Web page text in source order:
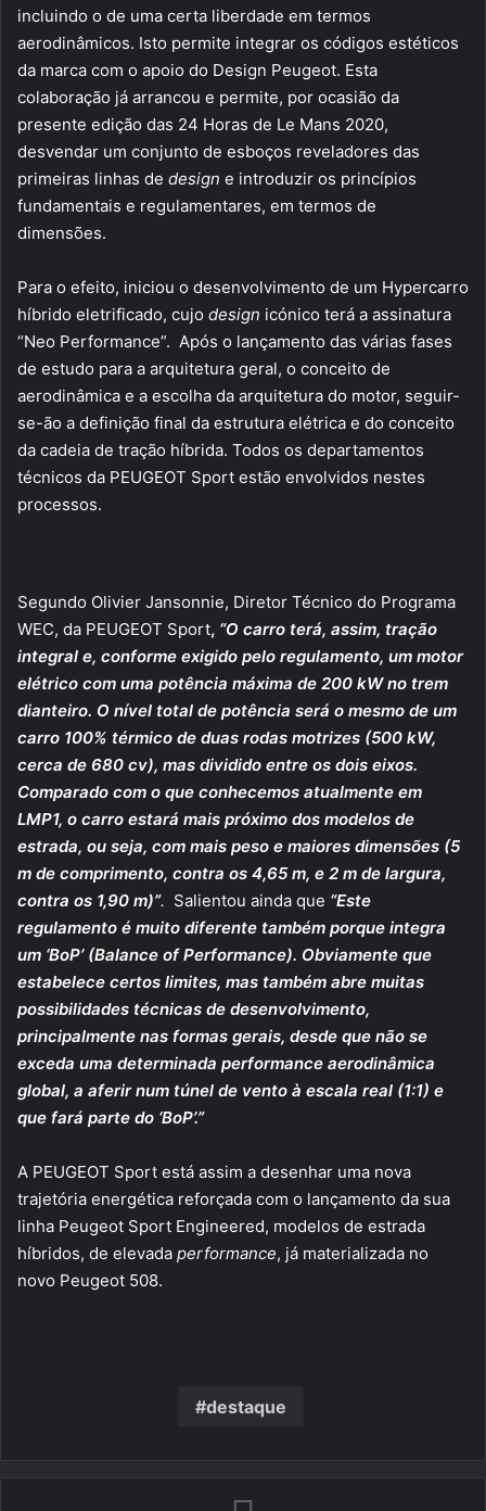
incluindo o de uma certa liberdade em termos
aerodinâmicos. Isto permite integrar os códigos estéticos
da marca com o apoio do Design Peugeot. Esta
colaboração já arrancou e permite, por ocasião da
presente edição das 24 Horas de Le Mans 2020,
desvendar um conjunto de esboços reveladores das
primeiras linhas de design e introduzir os princípios
fundamentais e regulamentares, em termos de
dimensões.
Para o efeito, iniciou o desenvolvimento de um Hypercarro
híbrido eletrificado, cujo design icónico terá a assinatura
“Neo Performance”. Após o lançamento das várias fases
de estudo para a arquitetura geral, o conceito de
aerodinâmica e a escolha da arquitetura do motor, seguir-
se-ão a definição final da estrutura elétrica e do conceito
da cadeia de tração híbrida. Todos os departamentos
técnicos da PEUGEOT Sport estão envolvidos nestes
processos.
Segundo Olivier Jansonnie, Diretor Técnico do Programa
WEC, da PEUGEOT Sport, “O carro terá, assim, tração
integral e, conforme exigido pelo regulamento, um motor
elétrico com uma potência máxima de 200 kW no trem
dianteiro. O nível total de potência será o mesmo de um
carro 100% térmico de duas rodas motrizes (500 kW,
cerca de 680 cv), mas dividido entre os dois eixos.
Comparado com o que conhecemos atualmente em
LMP1, o carro estará mais próximo dos modelos de
estrada, ou seja, com mais peso e maiores dimensões (5
m de comprimento, contra os 4,65 m, e 2 m de largura,
contra os 1,90 m)”. Salientou ainda que “Este
regulamento é muito diferente também porque integra
um ‘BoP’ (Balance of Performance). Obviamente que
estabelece certos limites, mas também abre muitas
possibilidades técnicas de desenvolvimento,
principalmente nas formas gerais, desde que não se
exceda uma determinada performance aerodinâmica
global, a aferir num túnel de vento à escala real (1:1) e
que fará parte do ‘BoP’.”
A PEUGEOT Sport está assim a desenhar uma nova
trajetória energética reforçada com o lançamento da sua
linha Peugeot Sport Engineered, modelos de estrada
híbridos, de elevada performance, já materializada no
novo Peugeot 508.
destaque